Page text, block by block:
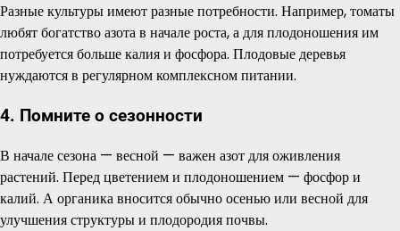
Разные культуры имеют разные потребности. Например, томаты
любят богатство азота в начале роста, а для плодоношения им
потребуется больше калия и фосфора. Плодовые деревья
нуждаются в регулярном комплексном питании.
4. Помните о сезонности
В начале сезона — весной — важен азот для оживления
растений. Перед цветением и плодоношением — фосфор и
калий. А органика вносится обычно осенью или весной для
улучшения структуры и плодородия почвы.